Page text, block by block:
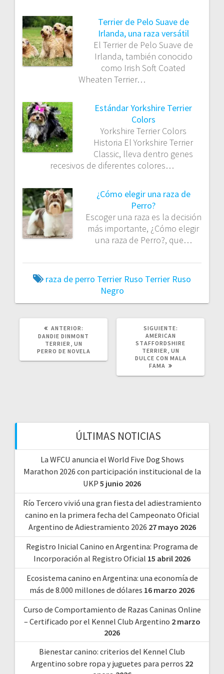
Terrier de Pelo Suave de
Irlanda, una raza versátil
El Terrier de Pelo Suave de
Irlanda, también conocido
como Irish Soft Coated
Wheaten Terrier…
Estándar Yorkshire Terrier
Colors
Yorkshire Terrier Colors
Historia El Yorkshire Terrier
Classic, lleva dentro genes
recesivos de diferentes colores…
¿Cómo elegir una raza de
Perro?
Escoger una raza es la decisión
más importante, ¿Cómo elegir
una raza de Perro?, que…
raza de perro Terrier Ruso Terrier Ruso
Negro
ANTERIOR:
ANTERIOR:
DANDIE DINMONT
TERRIER, UN
PERRO DE NOVELA
SIGUIENTE:
AMERICAN
STAFFORDSHIRE
TERRIER, UN
DULCE CON MALA
FAMA
ÚLTIMAS NOTICIAS
La WFCU anuncia el World Five Dog Shows
Marathon 2026 con participación institucional de la
UKP 5 junio 2026
Río Tercero vivió una gran fiesta del adiestramiento
canino en la primera fecha del Campeonato Oficial
Argentino de Adiestramiento 2026 27 mayo 2026
Registro Inicial Canino en Argentina: Programa de
Incorporación al Registro Oficial 15 abril 2026
Ecosistema canino en Argentina: una economía de
más de 8.000 millones de dólares 16 marzo 2026
Curso de Comportamiento de Razas Caninas Online
– Certificado por el Kennel Club Argentino 2 marzo
2026
Bienestar canino: criterios del Kennel Club
Argentino sobre ropa y juguetes para perros 22